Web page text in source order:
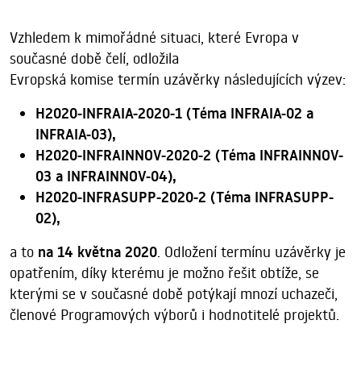
Vzhledem k mimořádné situaci, které Evropa v
současné době čelí, odložila
Evropská komise termín uzávěrky následujících výzev:
H2020-INFRAIA-2020-1 (Téma INFRAIA-02 a
INFRAIA-03),
H2020-INFRAINNOV-2020-2 (Téma INFRAINNOV-
03 a INFRAINNOV-04),
H2020-INFRASUPP-2020-2 (Téma INFRASUPP-
02),
a to na 14 května 2020. Odložení termínu uzávěrky je
opatřením, díky kterému je možno řešit obtíže, se
kterými se v současné době potýkají mnozí uchazeči,
členové Programových výborů i hodnotitelé projektů.